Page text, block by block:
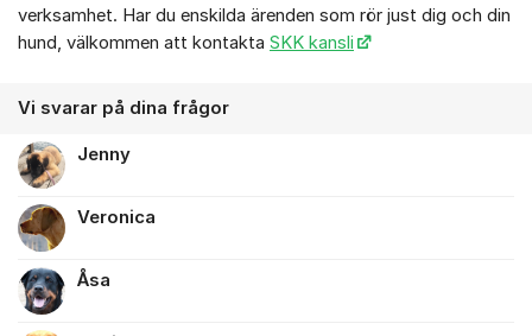
verksamhet. Har du enskilda ärenden som rör just dig och din
hund, välkommen att kontakta SKK kansli
Vi svarar på dina frågor
Jenny
Veronica
Åsa